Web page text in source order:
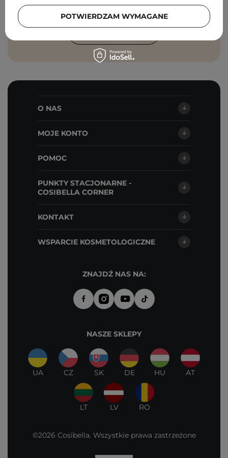
Cosibella sp. z o.o, zgodnie zpolityką
prywatności.
O NAS
MOJE KONTO
POMOC
PUNKTY STACJONARNE -
COSIBELLA CORNER
KONTAKT
WSPARCIE KOSMETOLOGICZNE
ZNAJDŹ NAS NA:
NASZE SKLEPY
UA CZ SK DE HU AT
LT LV RO
©2026 Cosibella. Wszystkie prawa zastrzeżone
POTWIERDZAM WYMAGANE